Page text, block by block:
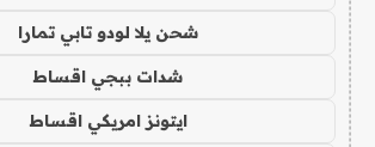
شحن يلا لودو تابي تمارا
شدات ببجي اقساط
ايتونز امريكي اقساط